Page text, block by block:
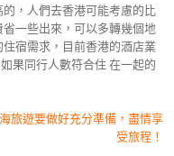
，人們去香港可能考慮的比
一些出來，可以多轉幾個地
宿需求，目前香港的酒店業
果同行人數符合住 在一起的
旅遊要做好充分準備，盡情享
受旅程！